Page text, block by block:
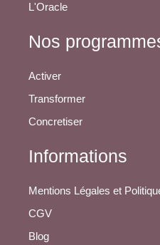
L'Oracle
Nos
Activer
Transformer
Concretiser
Informations
Mentions Légales et
CGV
Blog